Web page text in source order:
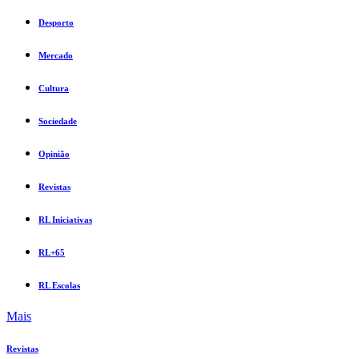
Desporto
Mercado
Cultura
Sociedade
Opinião
Revistas
RL Iniciativas
RL+65
RL Escolas
Mais
Revistas